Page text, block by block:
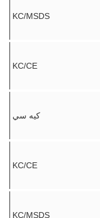
KC/MSDS
KC/CE
كيه سي
KC/CE
KC/MSDS